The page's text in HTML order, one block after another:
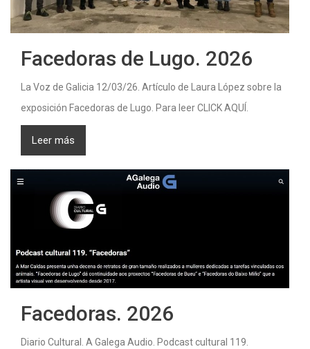
Facedoras de Lugo. 2026
La Voz de Galicia 12/03/26. Artículo de Laura López sobre la
exposición Facedoras de Lugo. Para leer CLICK AQUÍ.
Leer más
Facedoras. 2026
Diario Cultural. A Galega Audio. Podcast cultural 119.